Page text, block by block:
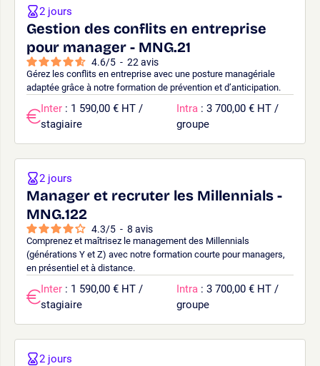
Gestion des conflits en entreprise
pour manager - MNG.21
4.6/5 - 22 avis
Gérez les conflits en entreprise avec une posture managériale
adaptée grâce à notre formation de prévention et d’anticipation.
2 jours
Inter : 1 590,00 € HT /
stagiaire
Intra : 3 700,00 € HT /
groupe
Manager et recruter les Millennials -
MNG.122
4.3/5 - 8 avis
Comprenez et maîtrisez le management des Millennials
(générations Y et Z) avec notre formation courte pour managers,
en présentiel et à distance.
2 jours
Inter : 1 590,00 € HT /
stagiaire
Intra : 3 700,00 € HT /
groupe
2 jours